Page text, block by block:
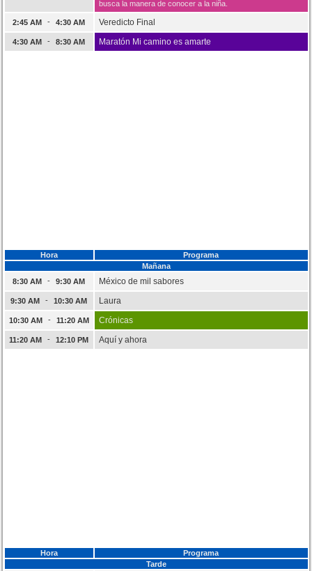
busca la manera de conocer a la niña.
2:45 AM - 4:30 AM Veredicto Final
4:30 AM - 8:30 AM Maratón Mi camino es amarte
Hora
Programa
Mañana
8:30 AM
- 9:30 AM México de mil sabores
9:30 AM - 10:30 AM Laura
10:30 AM - 11:20 AM Crónicas
11:20 AM - 12:10 PM Aquí y ahora
Hora
Programa
Tarde